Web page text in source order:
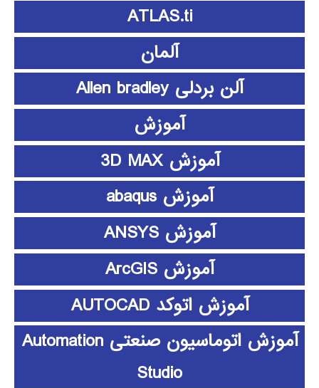
ATLAS.ti
آلمان
آلن بردلی Allen bradley
آموزش
آموزش 3D MAX
آموزش abaqus
آموزش ANSYS
آموزش ArcGIS
آموزش اتوکد AUTOCAD
آموزش اتوماسیون صنعتی Automation
Studio